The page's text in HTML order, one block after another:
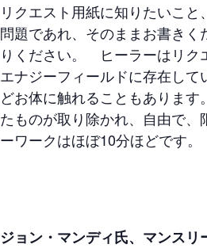
リクエスト用紙に知りたいこ
問題であれ、そのままお書き
りください。 ヒーラーはリク
エナジーフィールドに存在し
どお体に触れることもありま
たものが取り除かれ、自由で
ーワークはほぼ10分ほどです。
ジョン・マンディ氏、マンスリ